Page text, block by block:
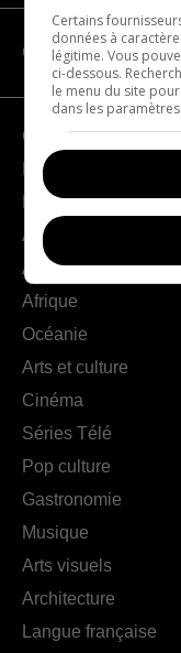
CATÉGORIES
Géographie
France
Europe
Amériques
Asie
Afrique
Océanie
Arts et culture
Cinéma
Séries Télé
Pop culture
Gastronomie
Musique
Arts visuels
Architecture
Langue française
Certains
données à
légitime. Vous
ci-dessous.
le menu du site
dans les